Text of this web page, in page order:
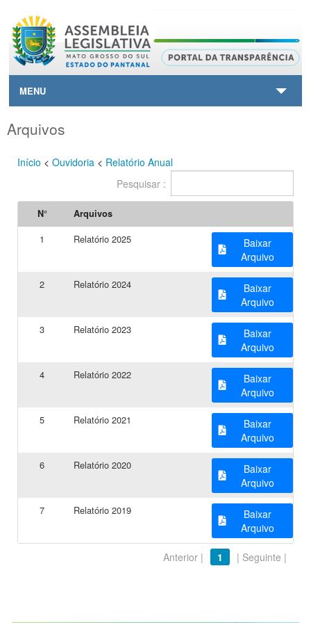
MENU
HOME
VOLTAR AO SITE PRINCIPAL
Arquivos
Início < Ouvidoria< Relatório Anual
Pesquisar :
N° Arquivos
1 Relatório 2025
Baixar
Arquivo
2 Relatório 2024
Baixar
Arquivo
3 Relatório 2023
Baixar
Arquivo
4 Relatório 2022
Baixar
Arquivo
5 Relatório 2021
Baixar
Arquivo
6 Relatório 2020
Baixar
Arquivo
7 Relatório 2019
Baixar
Arquivo
Anterior | 1 | Seguinte |